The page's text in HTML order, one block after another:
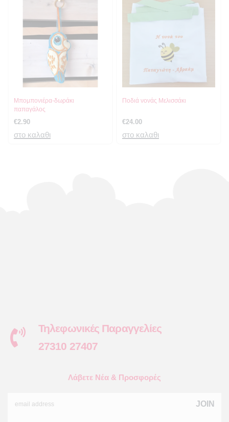
Μπομπονιέρα-δωράκι
παπαγάλος
€2.90
στο καλαθι
Ποδιά νονάς Μελισσάκι
€24.00
στο καλαθι
Τηλεφωνικές Παραγγελίες
27310 27407
Λάβετε Νέα & Προσφορές